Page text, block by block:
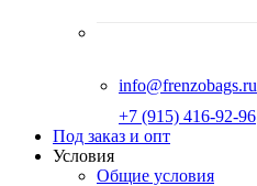
info@frenzobags.ru
‭+7 (915) 416-92-96
Под заказ и опт
Условия
Общие условия